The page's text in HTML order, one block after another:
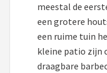
Yakiniku
Mustang
meestal de
een grotere
een ruime tuin
kleine patio zijn
draagbare